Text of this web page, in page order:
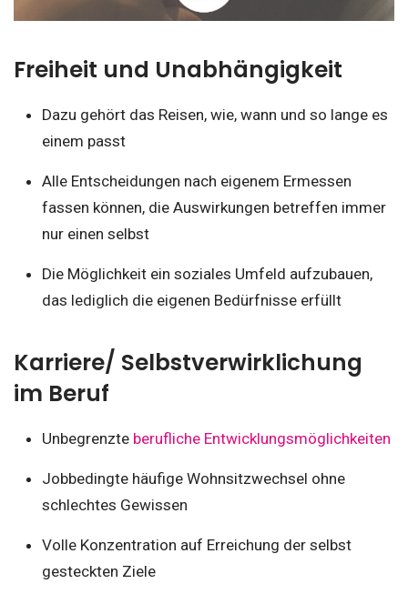
Freiheit und Unabhängigkeit
Dazu gehört das Reisen, wie, wann und so lange es
einem passt
Alle Entscheidungen nach eigenem Ermessen
fassen können, die Auswirkungen betreffen immer
nur einen selbst
Die Möglichkeit ein soziales Umfeld aufzubauen,
das lediglich die eigenen Bedürfnisse erfüllt
Karriere/ Selbstverwirklichung
im Beruf
Unbegrenzte berufliche Entwicklungsmöglichkeiten
Jobbedingte häufige Wohnsitzwechsel ohne
schlechtes Gewissen
Volle Konzentration auf Erreichung der selbst
gesteckten Ziele